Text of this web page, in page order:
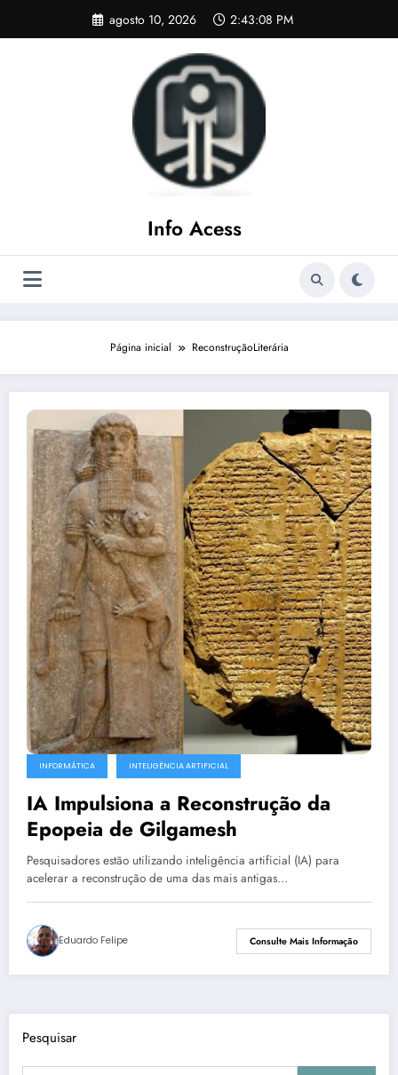
o
agosto 10, 2026 2:43:09 PM
Info Acess
Página inicial ReconstruçãoLiterária
INFORMÁTICA INTELIGÊNCIA ARTIFICIAL
IA Impulsiona a Reconstrução da
Epopeia de Gilgamesh
Pesquisadores estão utilizando inteligência artificial (IA) para
acelerar a reconstrução de uma das mais antigas…
Eduardo Felipe Consulte Mais Informação
Pesquisar